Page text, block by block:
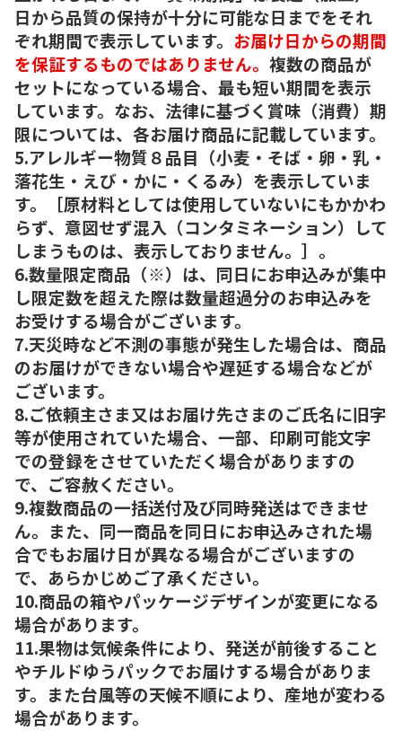
日から品質の保持が十分に可能な日までをそれ
ぞれ期間で表示しています。 お届け日からの期間
を保証するものではありません。 複数の商品が
セットになっている場合、最も短い期間を表示
しています。なお、法律に基づく賞味（消費）期
限については、各お届け商品に記載しています。
5.アレルギー物質８品目（小麦・そば・卵・乳・
落花生・えび・かに・くるみ）を表示していま
す。［原材料としては使用していないにもかかわ
らず、意図せず混入（コンタミネーション）して
しまうものは、表示しておりません。］。
6.数量限定商品（※）は、同日にお申込みが集中
し限定数を超えた際は数量超過分のお申込みを
お受けする場合がございます。
7.天災時など不測の事態が発生した場合は、商品
のお届けができない場合や遅延する場合などが
ございます。
8.ご依頼主さま又はお届け先さまのご氏名に旧字
等が使用されていた場合、一部、印刷可能文字
での登録をさせていただく場合がありますの
で、ご容赦ください。
9.複数商品の一括送付及び同時発送はできませ
ん。また、同一商品を同日にお申込みされた場
合でもお届け日が異なる場合がございますの
で、あらかじめご了承ください。
10.商品の箱やパッケージデザインが変更になる
場合があります。
11.果物は気候条件により、発送が前後すること
やチルドゆうパックでお届けする場合がありま
す。また台風等の天候不順により、産地が変わる
場合があります。